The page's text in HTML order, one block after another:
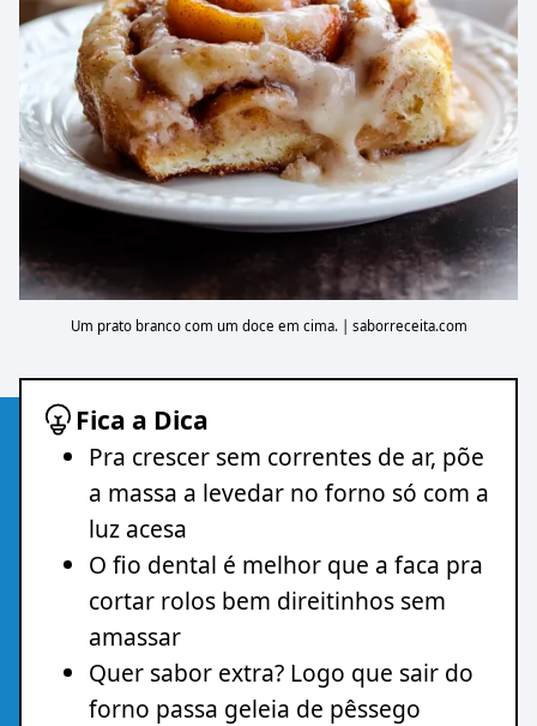
Um prato branco com um doce em cima. | saborreceita.com
Fica a Dica
Pra crescer sem correntes de ar, põe
a massa a levedar no forno só com a
luz acesa
O fio dental é melhor que a faca pra
cortar rolos bem direitinhos sem
amassar
Quer sabor extra? Logo que sair do
forno passa geleia de pêssego